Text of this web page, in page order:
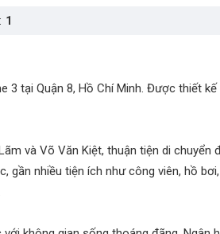
1
3 tại Quận 8, Hồ Chí Minh. Được thiết
và Võ Văn Kiệt, thuận tiện di chuyển
gần nhiều tiện ích như công viên, hồ